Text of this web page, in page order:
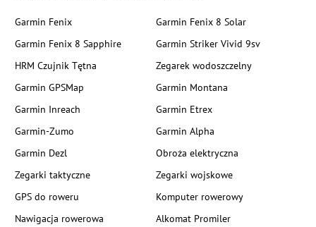
Garmin Fenix
Garmin Fenix 8 Solar
Garmin Fenix 8 Sapphire
Garmin Striker Vivid 9sv
HRM Czujnik Tętna
Zegarek wodoszczelny
Garmin GPSMap
Garmin Montana
Garmin Inreach
Garmin Etrex
Garmin-Zumo
Garmin Alpha
Garmin Dezl
Obroża elektryczna
Zegarki taktyczne
Zegarki wojskowe
GPS do roweru
Komputer rowerowy
Nawigacja rowerowa
Alkomat Promiler